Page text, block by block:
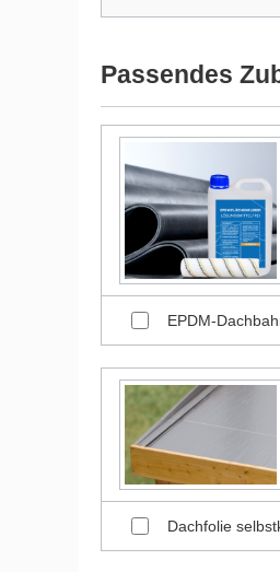
werden und dadurch
Bilder unserer
Passendes
EPDM-
Dachfolie